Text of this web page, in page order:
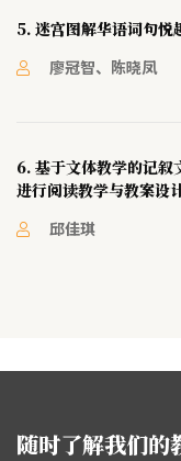
5. 迷宫图解华语词句悦
廖冠智、陈晓凤
6. 基于文体教学的记
进行阅读教学与教案设
邱佳琪
随时了解我们的